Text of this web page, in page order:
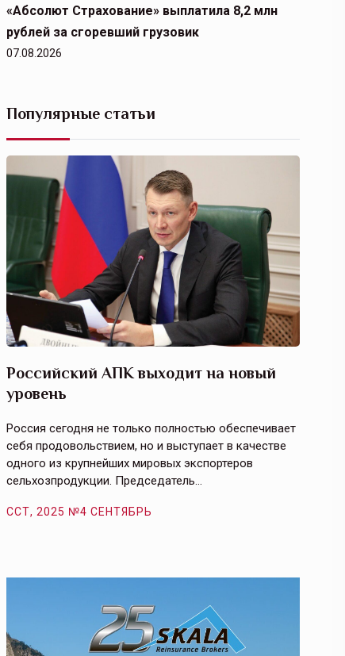
«Абсолют Страхование» выплатила 8,2 млн
рублей за сгоревший грузовик
07.08.2026
Популярные статьи
Российский АПК выходит на новый
уровень
Россия сегодня не только полностью обеспечивает
себя продовольствием, но и выступает в качестве
одного из крупнейших мировых экспортеров
сельхозпродукции. Председатель…
ССТ, 2025 №4 СЕНТЯБРЬ